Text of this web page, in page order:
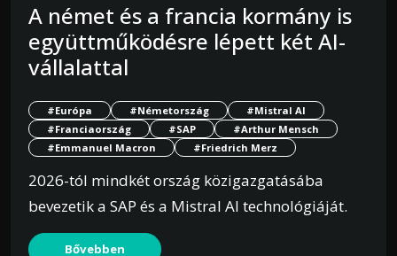
A német és a francia kormány is
együttműködésre lépett két AI-
vállalattal
#Európa #Németország
#Mistral AI
#Franciaország
#SAP
#Arthur Mensch
#Emmanuel Macron
#Friedrich Merz
2026-tól mindkét ország közigazgatásába
bevezetik a SAP és a Mistral AI technológiáját.
Bővebben